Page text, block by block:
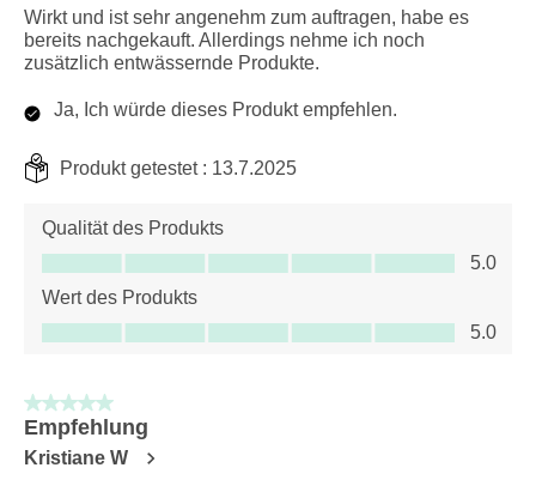
Wirkt und ist sehr angenehm zum auftragen, habe es
bereits nachgekauft. Allerdings nehme ich noch
zusätzlich entwässernde Produkte.
Ja, Ich würde dieses Produkt empfehlen.
Produkt getestet : 13.7.2025
Qualität des Produkts
Qualität des Produkts, 5.0 von 5
5.0
Wert des Produkts
Wert des Produkts, 5.0 von 5
5.0
5 von 5 Sternen.
Empfehlung
Kristiane W